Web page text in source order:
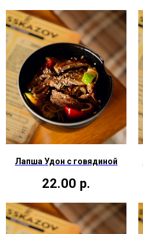
Лапша Удон с говядиной
22.00 р.